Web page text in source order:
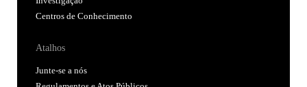
Centros de Conhecimento
Atalhos
Junte-se a nós